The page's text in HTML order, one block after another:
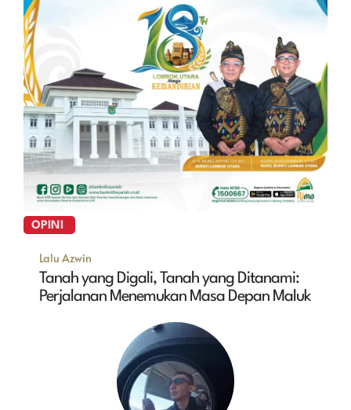
OPINI
Lalu Azwin
Tanah yang Digali, Tanah yang Ditanami:
Perjalanan Menemukan Masa Depan Maluk